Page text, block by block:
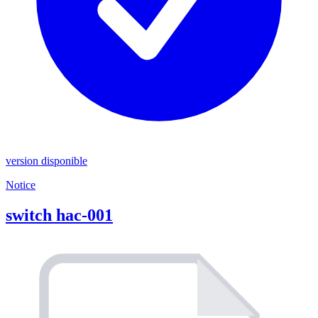
version disponible
Notice
switch hac-001